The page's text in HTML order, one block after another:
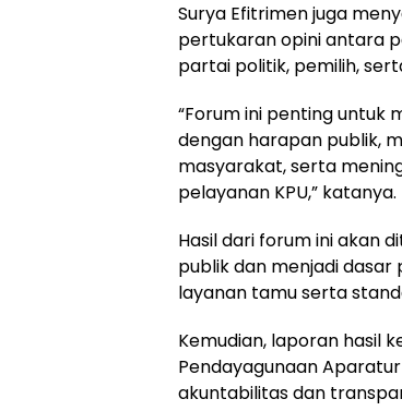
Surya Efitrimen juga
pertukaran opini antara
partai politik, pemilih,
“Forum ini penting untuk
dengan harapan publik,
masyarakat, serta
pelayanan KPU,” katanya.
Hasil dari forum ini akan
publik dan menjadi
layanan tamu serta
Kemudian, laporan hasil
Pendayagunaan
akuntabilitas dan